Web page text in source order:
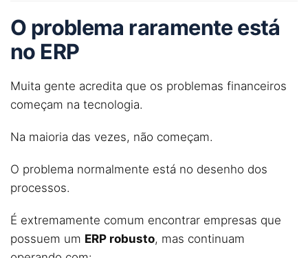
O problema raramente está
no ERP
Muita gente acredita que os problemas financeiros
começam na tecnologia.
Na maioria das vezes, não começam.
O problema normalmente está no desenho dos
processos.
É extremamente comum encontrar empresas que
possuem um ERP robusto, mas continuam